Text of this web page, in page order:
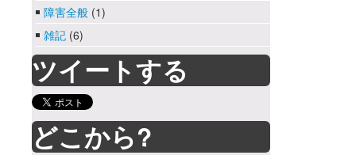
障害全般 (1)
雑記 (6)
ツイートする
どこから?